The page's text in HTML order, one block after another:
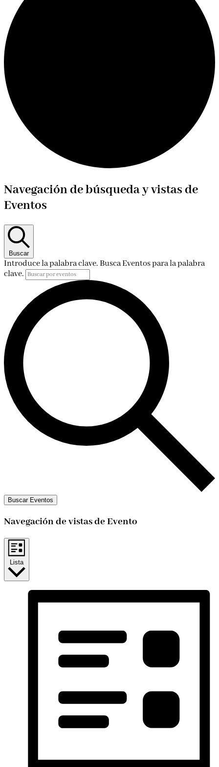
Eventos
Navegación de búsqueda y vistas de
Eventos
Buscar
Introduce la palabra clave. Busca Eventos para la palabra
clave.
Buscar Eventos
Navegación de vistas de Evento
Lista